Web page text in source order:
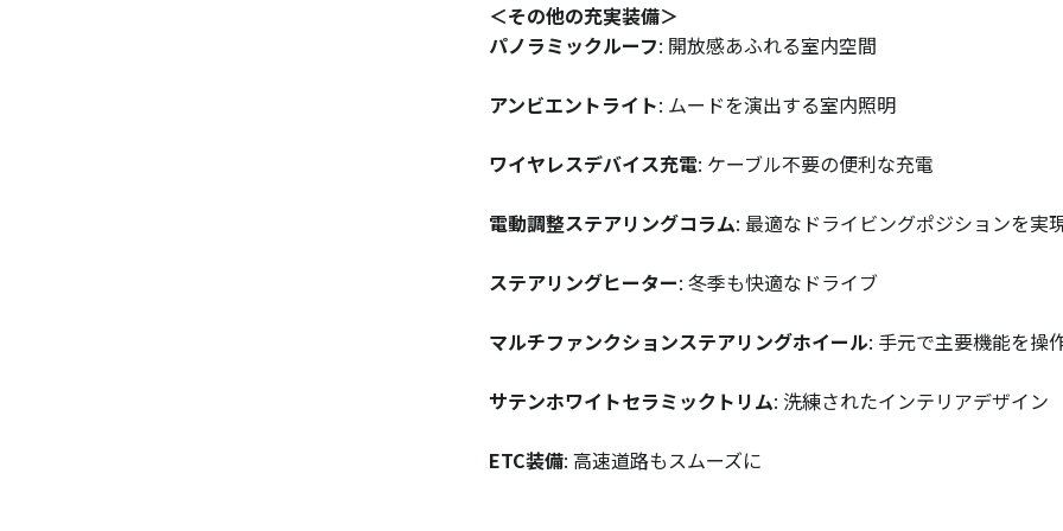
＜その他の充実装備＞
パノラミックルーフ: 開放感あふれる室内空間
アンビエントライト: ムードを演出する室内照明
ワイヤレスデバイス充電: ケーブル不要の便利な充電
電動調整ステアリングコラム: 最適なドライビングポジションを実
ステアリングヒーター: 冬季も快適なドライブ
マルチファンクションステアリングホイール: 手元で主要機能を操
サテンホワイトセラミックトリム: 洗練されたインテリアデザイン
ETC装備: 高速道路もスムーズに